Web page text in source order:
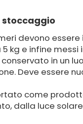
devono
kg e infine
conservato in un
Deve essere
come
dalla luce